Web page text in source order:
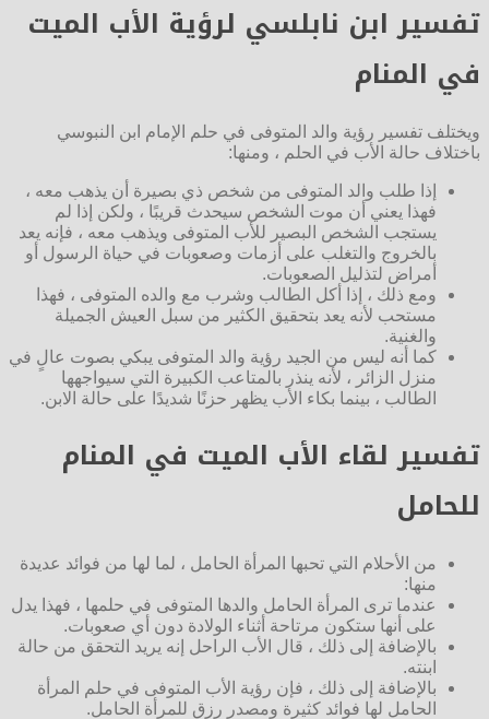
تفسير ابن نابلسي لرؤية الأب الميت
في المنام
ويختلف تفسير رؤية والد المتوفى في حلم الإمام ابن النبوسي
باختلاف حالة الأب في الحلم ، ومنها:
إذا طلب والد المتوفى من شخص ذي بصيرة أن يذهب معه ،
فهذا يعني أن موت الشخص سيحدث قريبًا ، ولكن إذا لم
يستجب الشخص البصير للأب المتوفى ويذهب معه ، فإنه يعد
بالخروج والتغلب على أزمات وصعوبات في حياة الرسول أو
أمراض لتذليل الصعوبات.
ومع ذلك ، إذا أكل الطالب وشرب مع والده المتوفى ، فهذا
مستحب لأنه يعد بتحقيق الكثير من سبل العيش الجميلة
والغنية.
كما أنه ليس من الجيد رؤية والد المتوفى يبكي بصوت عالٍ في
منزل الزائر ، لأنه ينذر بالمتاعب الكبيرة التي سيواجهها
الطالب ، بينما بكاء الأب يظهر حزنًا شديدًا على حالة الابن.
تفسير لقاء الأب الميت في المنام
للحامل
من الأحلام التي تحبها المرأة الحامل ، لما لها من فوائد عديدة
منها:
عندما ترى المرأة الحامل والدها المتوفى في حلمها ، فهذا يدل
على أنها ستكون مرتاحة أثناء الولادة دون أي صعوبات.
بالإضافة إلى ذلك ، قال الأب الراحل إنه يريد التحقق من حالة
ابنته.
بالإضافة إلى ذلك ، فإن رؤية الأب المتوفى في حلم المرأة
الحامل لها فوائد كثيرة ومصدر رزق للمرأة الحامل.